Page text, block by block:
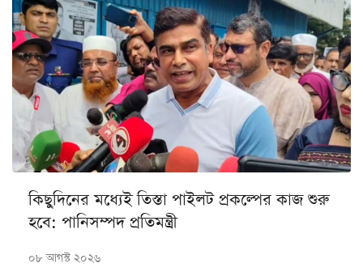
কিছুদিনের মধ্যেই তিস্তা পাইলট প্রকল্পের কাজ শুরু
হবে: পানিসম্পদ প্রতিমন্ত্রী
০৮ আগস্ট ২০২৬